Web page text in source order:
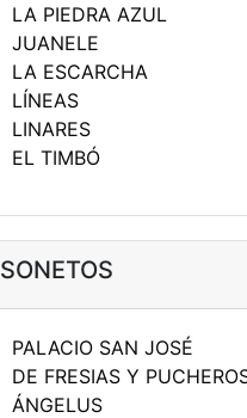
LA PIEDRA AZUL
JUANELE
LA ESCARCHA
LÍNEAS
LINARES
EL TIMBÓ
SONETOS
PALACIO SAN JOSÉ
DE FRESIAS Y
ÁNGELUS